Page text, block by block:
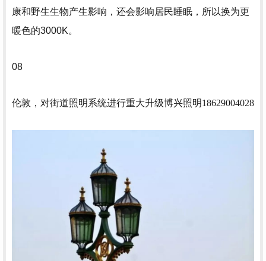
康和野生生物产生影响，还会影响居民睡眠，所以换为更
暖色的3000K。
08
伦敦，对街道照明系统进行重大升级博兴照明18629004028